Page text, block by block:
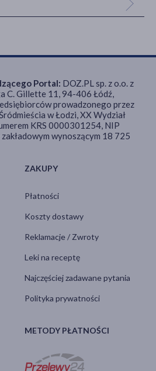
ZAKUPY
Płatności
Koszty dostawy
Reklamacje / Zwroty
Leki na receptę
Najczęściej zadawane pytania
Polityka prywatności
METODY PŁATNOŚCI
Portal: DOZ.PL sp. z o.o. z
C. Gillette 11, 94-406 Łódź,
prowadzonego przez
w Łodzi, XX Wydział
KRS 0000301254, NIP
wynoszącym 18 725